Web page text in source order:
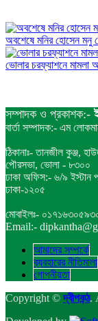
অবশেষে মনির হোসেন মনু
ভোলার চরফ্যাশনে মামলা
সম্পাদক ও প্রকাশক:-
বার্তা সম্পাদক:- এম
ঠিকানাঃ- তানজীল কুঞ্জ,
পৌরসভা, ভোলা - ৮৩০০
ঢাকা অফিস:- ৬/৯ ইস্টান
ঢাকা-১২০৫
মোবাইলঃ-
Email:-
আমাদের সম্পর্কে
ব্যবহারের নীতিমালা
গোপনীয়তা
Copyright ©দ্বীপকন্ঠ.